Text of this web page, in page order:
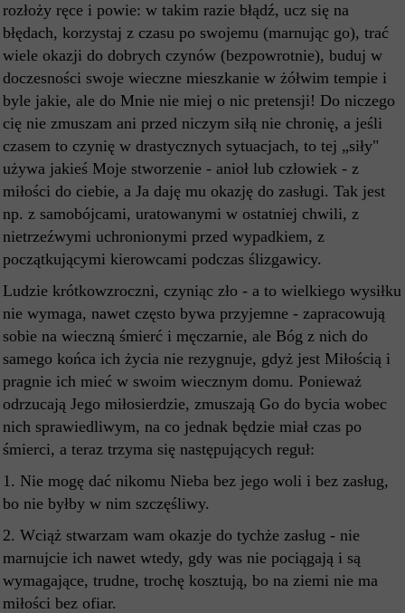
rozłoży ręce i powie: w takim razie błądź, ucz się na
błędach, korzystaj z czasu po swojemu (marnując go), trać
wiele okazji do dobrych czynów (bezpowrotnie), buduj w
doczesności swoje wieczne mieszkanie w żółwim tempie i
byle jakie, ale do Mnie nie miej o nic pretensji! Do niczego
cię nie zmuszam ani przed niczym siłą nie chronię, a jeśli
czasem to czynię w drastycznych sytuacjach, to tej „siły"
używa jakieś Moje stworzenie - anioł lub człowiek - z
miłości do ciebie, a Ja daję mu okazję do zasługi. Tak jest
np. z samobójcami, uratowanymi w ostatniej chwili, z
nietrzeźwymi uchronionymi przed wypadkiem, z
początkującymi kierowcami podczas ślizgawicy.
Ludzie krótkowzroczni, czyniąc zło - a to wielkiego wysiłku
nie wymaga, nawet często bywa przyjemne - zapracowują
sobie na wieczną śmierć i męczarnie, ale Bóg z nich do
samego końca ich życia nie rezygnuje, gdyż jest Miłością i
pragnie ich mieć w swoim wiecznym domu. Ponieważ
odrzucają Jego miłosierdzie, zmuszają Go do bycia wobec
nich sprawiedliwym, na co jednak będzie miał czas po
śmierci, a teraz trzyma się następujących reguł:
1. Nie mogę dać nikomu Nieba bez jego woli i bez zasług,
bo nie byłby w nim szczęśliwy.
2. Wciąż stwarzam wam okazje do tychże zasług - nie
marnujcie ich nawet wtedy, gdy was nie pociągają i są
wymagające, trudne, trochę kosztują, bo na ziemi nie ma
miłości bez ofiar.